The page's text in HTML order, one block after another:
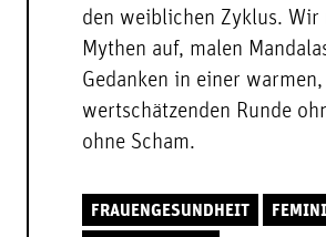
den weiblichen Zyklus. Wir
Mythen auf, malen
Gedanken in einer warmen,
wertschätzenden Runde
ohne Scham.
FRAUENGESUNDHEIT